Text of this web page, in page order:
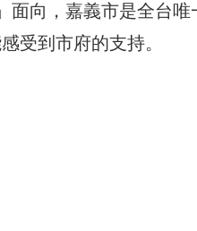
面向，嘉義市是全台
受到市府的支持。